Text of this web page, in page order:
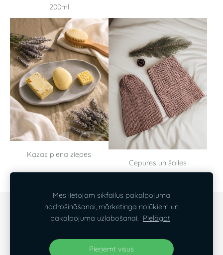
200ml
Kazas piena ziepes
Cepures un šalles
SĪKDATNES
Visas tiesības aizsargātas ©2026,White Lilin
Mēs lietojam sīkfailus pakalpojuma
nodrošināšanai, mārketinga nolūkiem un
pakalpojuma uzlabošanai. Pielāgot
Pieņemt visus